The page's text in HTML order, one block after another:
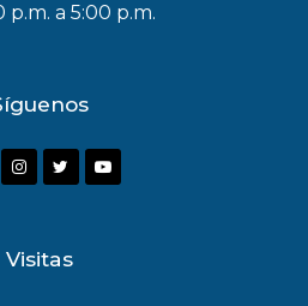
p.m. a 5:00 p.m.
I
Y
Visitas